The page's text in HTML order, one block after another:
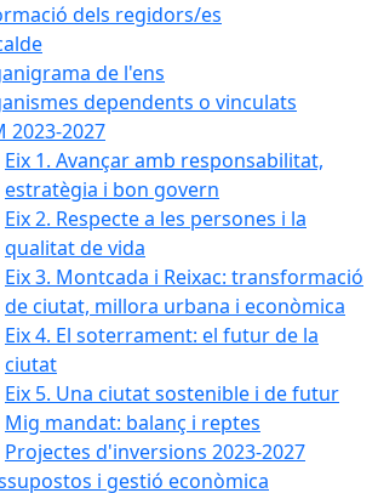
dels regidors/es
de l'ens
dependents o vinculats
2023-2027
Eix 1. Avançar amb responsabilitat,
estratègia i bon govern
Eix 2. Respecte a les persones i la
qualitat de vida
Eix 3. Montcada i Reixac: transformació
de ciutat, millora urbana i econòmica
Eix 4. El soterrament: el futur de la
ciutat
Eix 5. Una ciutat sostenible i de futur
Mig mandat: balanç i reptes
Projectes d'inversions 2023-2027
i gestió econòmica